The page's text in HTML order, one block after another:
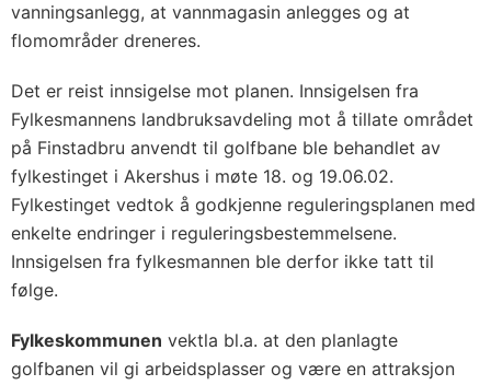
vanningsanlegg, at vannmagasin anlegges og at
flomområder dreneres.
Det er reist innsigelse mot planen. Innsigelsen fra
Fylkesmannens landbruksavdeling mot å tillate området
på Finstadbru anvendt til golfbane ble behandlet av
fylkestinget i Akershus i møte 18. og 19.06.02.
Fylkestinget vedtok å godkjenne reguleringsplanen med
enkelte endringer i reguleringsbestemmelsene.
Innsigelsen fra fylkesmannen ble derfor ikke tatt til
følge.
Fylkeskommunen vektla bl.a. at den planlagte
golfbanen vil gi arbeidsplasser og være en attraksjon